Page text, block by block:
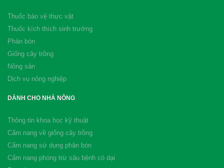
Thuốc bảo vệ thực vật
Thuốc kích thích sinh trưởng
Phân bón
Giống cây trồng
Nông sản
Dịch vụ nông nghiệp
DÀNH CHO NHÀ NÔNG
Thông tin khoa học kỹ thuật
Cẩm nang về giống cây trồng
Cẩm nang sử dụng phân bón
Cẩm nang phòng trừ sâu bệnh cỏ dại